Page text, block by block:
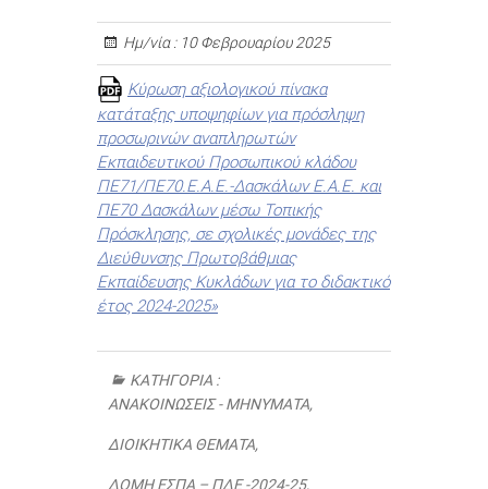
Ημ/νία :10 Φεβρουαρίου 2025
Κύρωση αξιολογικού πίνακα
κατάταξης υποψηφίων για πρόσληψη
προσωρινών αναπληρωτών
Εκπαιδευτικού Προσωπικού κλάδου
ΠΕ71/ΠΕ70.Ε.Α.Ε.-Δασκάλων Ε.Α.Ε. και
ΠΕ70 Δασκάλων μέσω Τοπικής
Πρόσκλησης, σε σχολικές μονάδες της
Διεύθυνσης Πρωτοβάθμιας
Εκπαίδευσης Κυκλάδων για το διδακτικό
έτος 2024-2025»
ΚΑΤΗΓΟΡΊΑ :
ΑΝΑΚΟΙΝΏΣΕΙΣ - ΜΗΝΎΜΑΤΑ,
ΔΙΟΙΚΗΤΙΚΆ ΘΈΜΑΤΑ,
ΔΟΜΉ ΕΣΠΑ – ΠΔΕ -2024-25,